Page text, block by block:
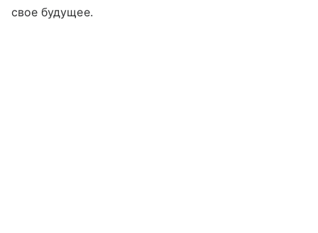
свое будущее.